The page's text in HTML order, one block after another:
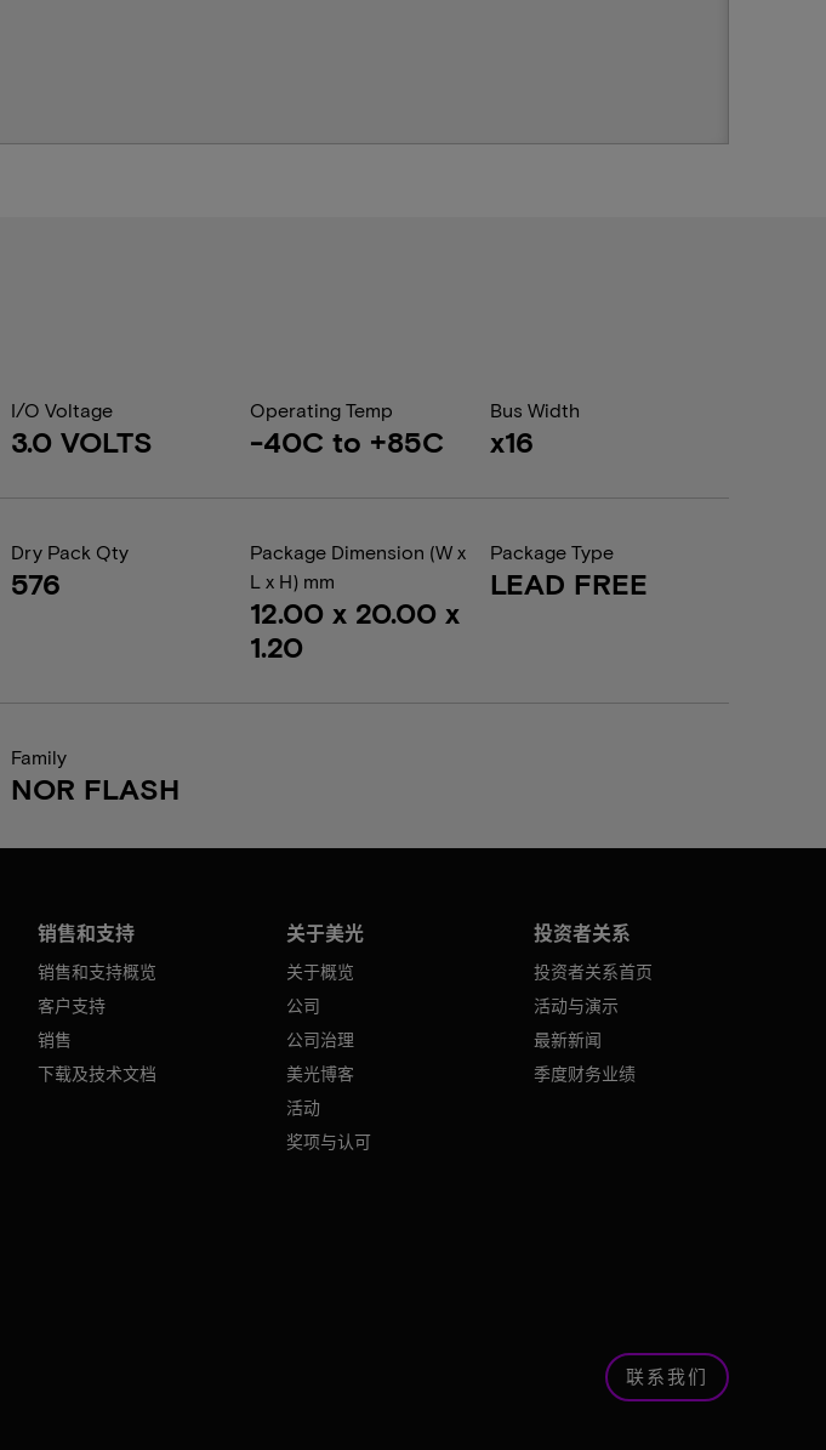
I/O Voltage
3.0 VOLTS
Operating Temp
-40C to +85C
Bus Width
x16
Dry Pack Qty
576
Package Dimension (W x
L x H) mm
12.00 x 20.00 x
1.20
Package Type
LEAD FREE
Family
NOR FLASH
销售和支持
销售和支持概览
客户支持
销售
下载及技术文档
关于美光
关于概览
公司
公司治理
美光博客
活动
奖项与认可
投资者关系
投资者关系首页
活动与演示
最新新闻
季度财务业绩
联系我们